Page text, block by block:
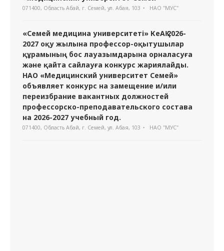
071400, Область Абай, г. Семей, ул. Абая, 103 НАО "МУС"
«Семей медицина университеті» КеАҚ 2026-
2027 оқу жылына профессор-оқытушылар
құрамының бос лауазымдарына орналасуға
және қайта сайлауға конкурс жариялайды.
НАО «Медицинский университет Семей»
объявляет конкурс на замещение и/или
переизбрание вакантных должностей
профессорско-преподавательского состава
на 2026-2027 учебный год.
071400, Область Абай, г. Семей, ул. Абая, 103 НАО "МУС"